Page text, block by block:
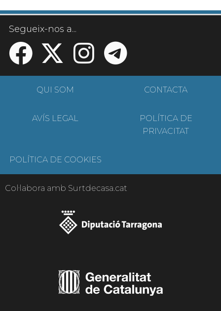
Segueix-nos a...
QUI SOM CONTACTA
AVÍS LEGAL
POLÍTICA DE
PRIVACITAT
POLÍTICA DE COOKIES
Col·labora amb Surtdecasa.cat